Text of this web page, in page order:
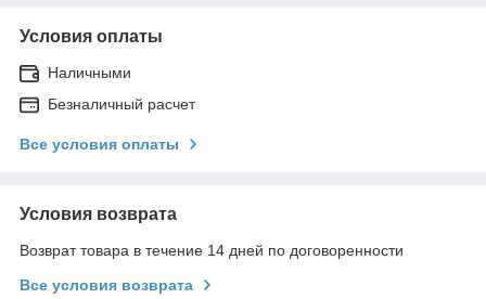
Условия оплаты
Наличными
Безналичный расчет
Все условия оплаты
Условия возврата
Возврат товара в течение 14 дней по договоренности
Все условия возврата